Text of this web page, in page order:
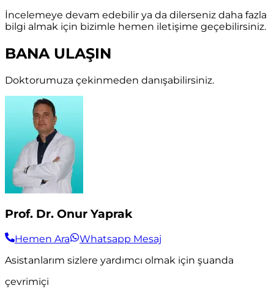
İncelemeye devam edebilir ya da dilerseniz daha fazla
bilgi almak için bizimle hemen iletişime geçebilirsiniz.
BANA ULAŞIN
Doktorumuza çekinmeden danışabilirsiniz.
Prof. Dr. Onur Yaprak
Hemen Ara
Whatsapp Mesaj
Asistanlarım sizlere yardımcı olmak için şuanda
çevrimiçi